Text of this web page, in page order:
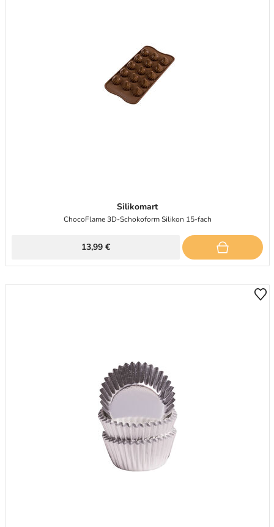
Silikomart
ChocoFlame 3D-Schokoform Silikon 15-fach
13,99 €